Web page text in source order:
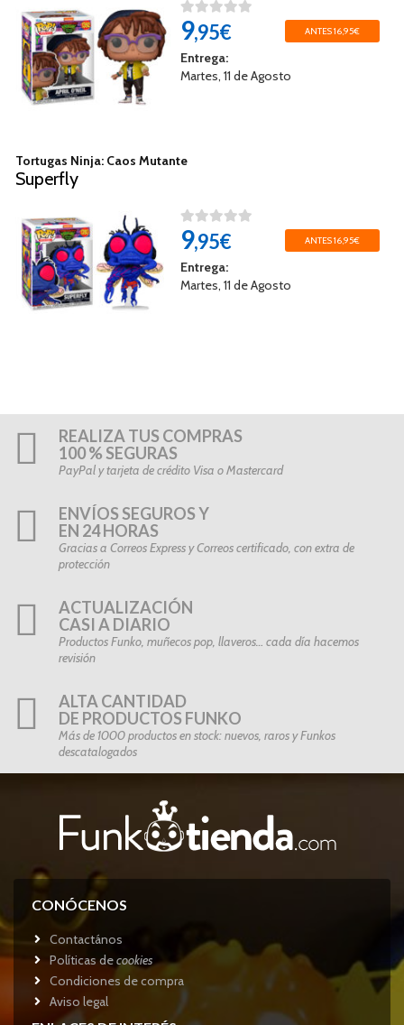
9,95€ ANTES 16,95€
Entrega:
Martes, 11 de Agosto
Tortugas Ninja: Caos Mutante
Superfly
9,95€ ANTES 16,95€
Entrega:
Martes, 11 de Agosto
REALIZA TUS COMPRAS
100 % SEGURAS
PayPal y tarjeta de crédito Visa o Mastercard
ENVÍOS SEGUROS Y
EN 24 HORAS
Gracias a Correos Express y Correos certificado, con extra de
protección
ACTUALIZACIÓN
CASI A DIARIO
Productos Funko, muñecos pop, llaveros… cada día hacemos
revisión
ALTA CANTIDAD
DE PRODUCTOS FUNKO
Más de 1000 productos en stock: nuevos, raros y Funkos
descatalogados
CONÓCENOS
Contactános
Políticas decookies
Condiciones de compra
Aviso legal